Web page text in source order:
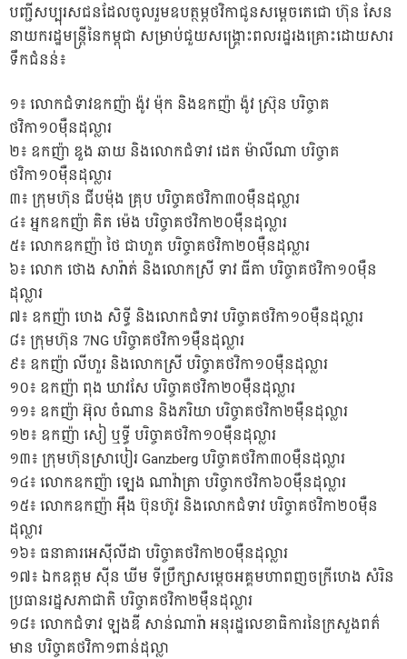
បញ្ជីសប្បុរសជនដែលចូលរួមឧបត្ថម្ភថវិកាជូនសម្តេចតេជោ ហ៊ុន សែន
នាយករដ្ឋមន្រ្តីនៃកម្ពុជា សម្រាប់ជួយសង្គ្រោះពលរដ្ឋរងគ្រោះដោយសារ
ទឹកជំនន់៖
១៖ លោកជំទាវឧកញ៉ា ង៉ូវ ម៉ុក និងឧកញ៉ា ង៉ូវ ស្រ៊ុន បរិច្ចាគ
ថវិកា១០ម៉ឺនដុល្លារ
២៖ ឧកញ៉ា ឌួង ឆាយ និងលោកជំទាវ ដេត ម៉ាលីណា បរិច្ចាគ
ថវិកា១០ម៉ឺនដុល្លារ
៣៖ ក្រុមហ៊ុន ជីបម៉ុង គ្រុប បរិច្ចាគថវិកា៣០ម៉ឺនដុល្លារ
៤៖ អ្នកឧកញ៉ា គិត ម៉េង បរិច្ចាគថវិកា២០ម៉ឺនដុល្លារ
៥៖ លោកឧកញ៉ា ថៃ ជាហួត បរិច្ចាគថវិកា២០ម៉ឺនដុល្លារ
៦៖ លោក ថោង សារ៉ាត់ និងលោកស្រី ទាវ ធីតា បរិច្ចាគថវិកា១០ម៉ឺន
ដុល្លារ
៧៖ ឧកញ៉ា ហេង សិទ្ធី និងលោកជំទាវ បរិច្ចាគថវិកា១០ម៉ឺនដុល្លារ
៨៖ ក្រុមហ៊ុន 7NG បរិច្ចាគថវិកា១ម៉ឺនដុល្លារ
៩៖ ឧកញ៉ា លីហួរ និងលោកស្រី បរិច្ចាគថវិកា១០ម៉ឺនដុល្លារ
១០៖ ឧកញ៉ា ពុង ឃាវសែ បរិច្ចាគថវិកា២០ម៉ឺនដុល្លារ
១១៖ ឧកញ៉ា អ៊ុល ចំណាន និងភរិយា បរិច្ចាគថវិកា២ម៉ឺនដុល្លារ
១២៖ ឧកញ៉ា សៀ ឬទ្ធី បរិច្ចាគថវិកា១០ម៉ឺនដុល្លារ
១៣៖ ក្រុមហ៊ុនស្រាបៀរ Ganzberg បរិច្ចាគថវិកា៣០ម៉ឺនដុល្លារ
១៤៖ លោកឧកញ៉ា ឡេង ណាវ៉ាត្រា បរិច្ចាកថវិកា៦០ម៉ឹនដុល្លារ
១៥៖ លោកឧកញ៉ា អ៉ឹង ប៊ុនហ៊ូវ និងលោកជំទាវ បរិច្ចាគថវិកា២០ម៉ឺន
ដុល្លារ
១៦៖ ធនាគារអេស៊ីលីដា បរិច្ចាគថវិកា២០ម៉ឺនដុល្លារ
១៧៖ ឯកឧត្តម ស៉ីន ឃីម ទីប្រឹក្សាសម្តេចអគ្គមហាពញចក្រីហេង សំរិន
ប្រធានរដ្នសភាជាតិ បរិច្ចាគថវិកា២ម៉ឺនដុល្លារ
១៨៖ លោកជំទាវ ឡងឌី សាន់ណារ៉ា អនុរដ្ឋលេខាធិការនៃក្រសួងពត៌
មាន បរិច្ចាគថវិកា១ពាន់ដុល្លា